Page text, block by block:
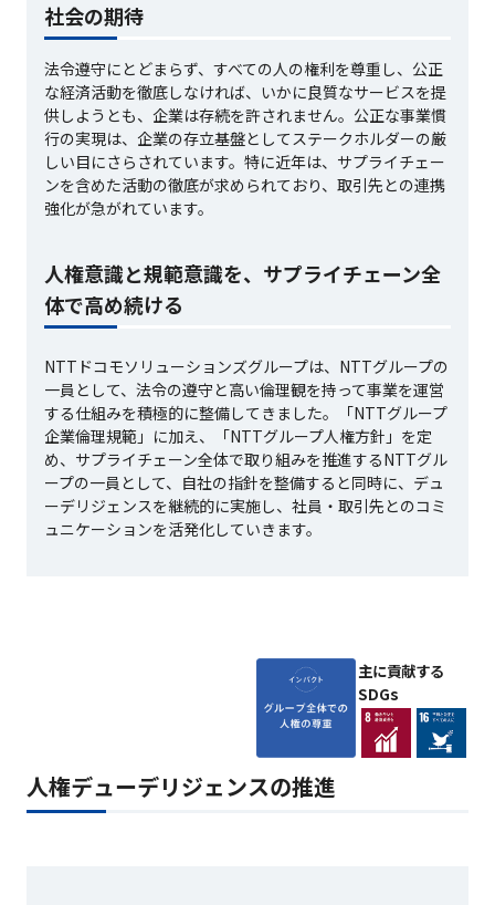
社会の期待
法令遵守にとどまらず、すべての人の権利を尊重し、公正
な経済活動を徹底しなければ、いかに良質なサービスを提
供しようとも、企業は存続を許されません。公正な事業慣
行の実現は、企業の存立基盤としてステークホルダーの厳
しい目にさらされています。特に近年は、サプライチェー
ンを含めた活動の徹底が求められており、取引先との連携
強化が急がれています。
人権意識と規範意識を、サプライチェーン全
体で高め続ける
NTTドコモソリューションズグループは、NTTグループの
一員として、法令の遵守と高い倫理観を持って事業を運営
する仕組みを積極的に整備してきました。「NTTグループ
企業倫理規範」に加え、「NTTグループ人権方針」を定
め、サプライチェーン全体で取り組みを推進するNTTグル
ープの一員として、自社の指針を整備すると同時に、デュ
ーデリジェンスを継続的に実施し、社員・取引先とのコミ
ュニケーションを活発化していきます。
人権デューデリジェンスの推進
主に貢献する
SDGs